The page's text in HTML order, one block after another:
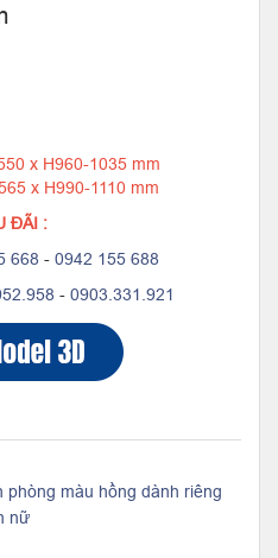
x H960-1035 mm
x H990-1110 mm
ĐÃI :
668 - 0942 155 688
- 0903.331.921
phòng màu hồng dành riêng
nữ